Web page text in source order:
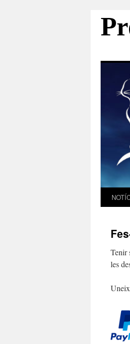
Vés
contingut
Tenir
les